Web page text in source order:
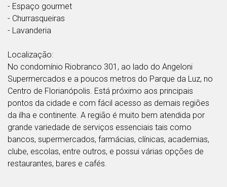
- Espaço gourmet
- Churrasqueiras
- Lavanderia
Localização:
No condomínio Riobranco 301, ao lado do Angeloni
Supermercados e a poucos metros do Parque da Luz, no
Centro de Florianópolis. Está próximo aos principais
pontos da cidade e com fácil acesso as demais regiões
da ilha e continente. A região é muito bem atendida por
grande variedade de serviços essenciais tais como
bancos, supermercados, farmácias, clínicas, academias,
clube, escolas, entre outros, e possui várias opções de
restaurantes, bares e cafés.